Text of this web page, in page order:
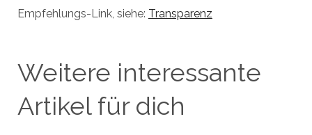
Empfehlungs-Link, siehe: Transparenz
Weitere interessante
Artikel für dich